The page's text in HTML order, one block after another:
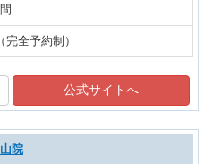
完全予約制）
公式サイトへ
院